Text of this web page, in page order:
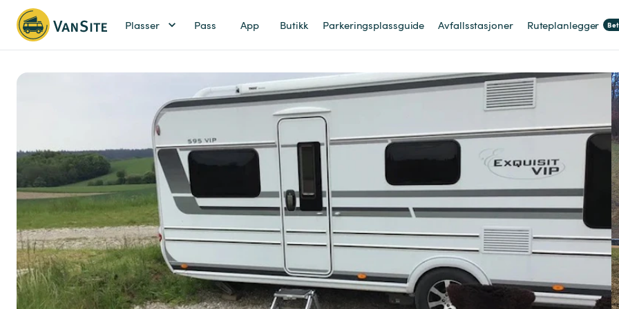
Plasser Pass App Butikk Parkeringsplassguide Avfallsstasjoner Ruteplanlegger